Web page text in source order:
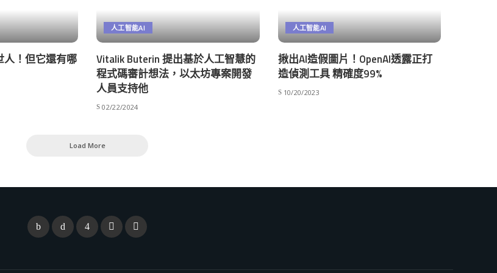
人！但它還有哪
人工智能AI
Vitalik Buterin 提出基於人工智慧的
程式碼審計想法，以太坊專案開發
人員支持他
02/22/2024
人工智能AI
揪出AI造假圖片！OpenAI透露正打
造偵測工具 精確度99%
10/20/2023
Load More